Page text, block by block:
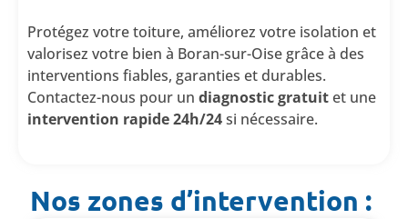
Protégez votre toiture, améliorez votre isolation et
valorisez votre bien à Boran-sur-Oise grâce à des
interventions fiables, garanties et durables.
Contactez-nous pour un diagnostic gratuitet une
intervention rapide 24h/24si nécessaire.
Nos zones d’intervention :